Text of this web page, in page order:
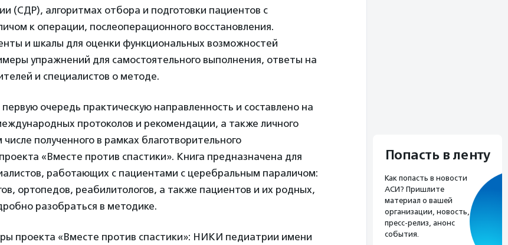
(СДР), алгоритмах отбора и подготовки пациентов с
к операции, послеоперационного восстановления.
и шкалы для оценки функциональных возможностей
упражнений для самостоятельного выполнения, ответы на
и специалистов о методе.
очередь практическую направленность и составлено на
протоколов и рекомендации, а также личного
полученного в рамках благотворительного
«Вместе против спастики». Книга предназначена для
работающих с пациентами с церебральным параличом:
ортопедов, реабилитологов, а также пациентов и их родных,
разобраться в методике.
проекта «Вместе против спастики»: НИКИ педиатрии имени
Попасть в ленту
Как попасть в новости
АСИ? Пришлите
материал о вашей
организации, новость,
пресс-релиз, анонс
события.